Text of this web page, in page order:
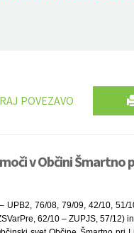
POVEZAVO
v Občini Šmartno
UPB2, 76/08, 79/09, 42/10, 51/
62/10 – ZUPJS, 57/12)